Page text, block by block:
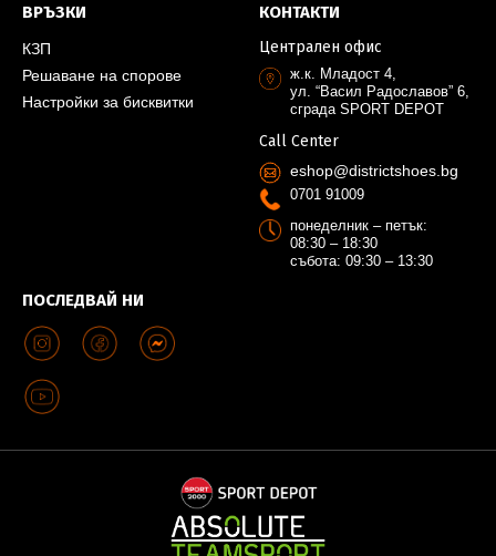
ВРЪЗКИ
КЗП
Решаване на спорове
Настройки за бисквитки
ПОСЛЕДВАЙ НИ
КОНТАКТИ
Централен офис
ж.к. Младост 4,
ул. “Васил Радославов” 6,
сграда SPORT DEPOT
Call Center
eshop@districtshoes.bg
0701 91009
понеделник – петък:
08:30 – 18:30
събота: 09:30 – 13:30